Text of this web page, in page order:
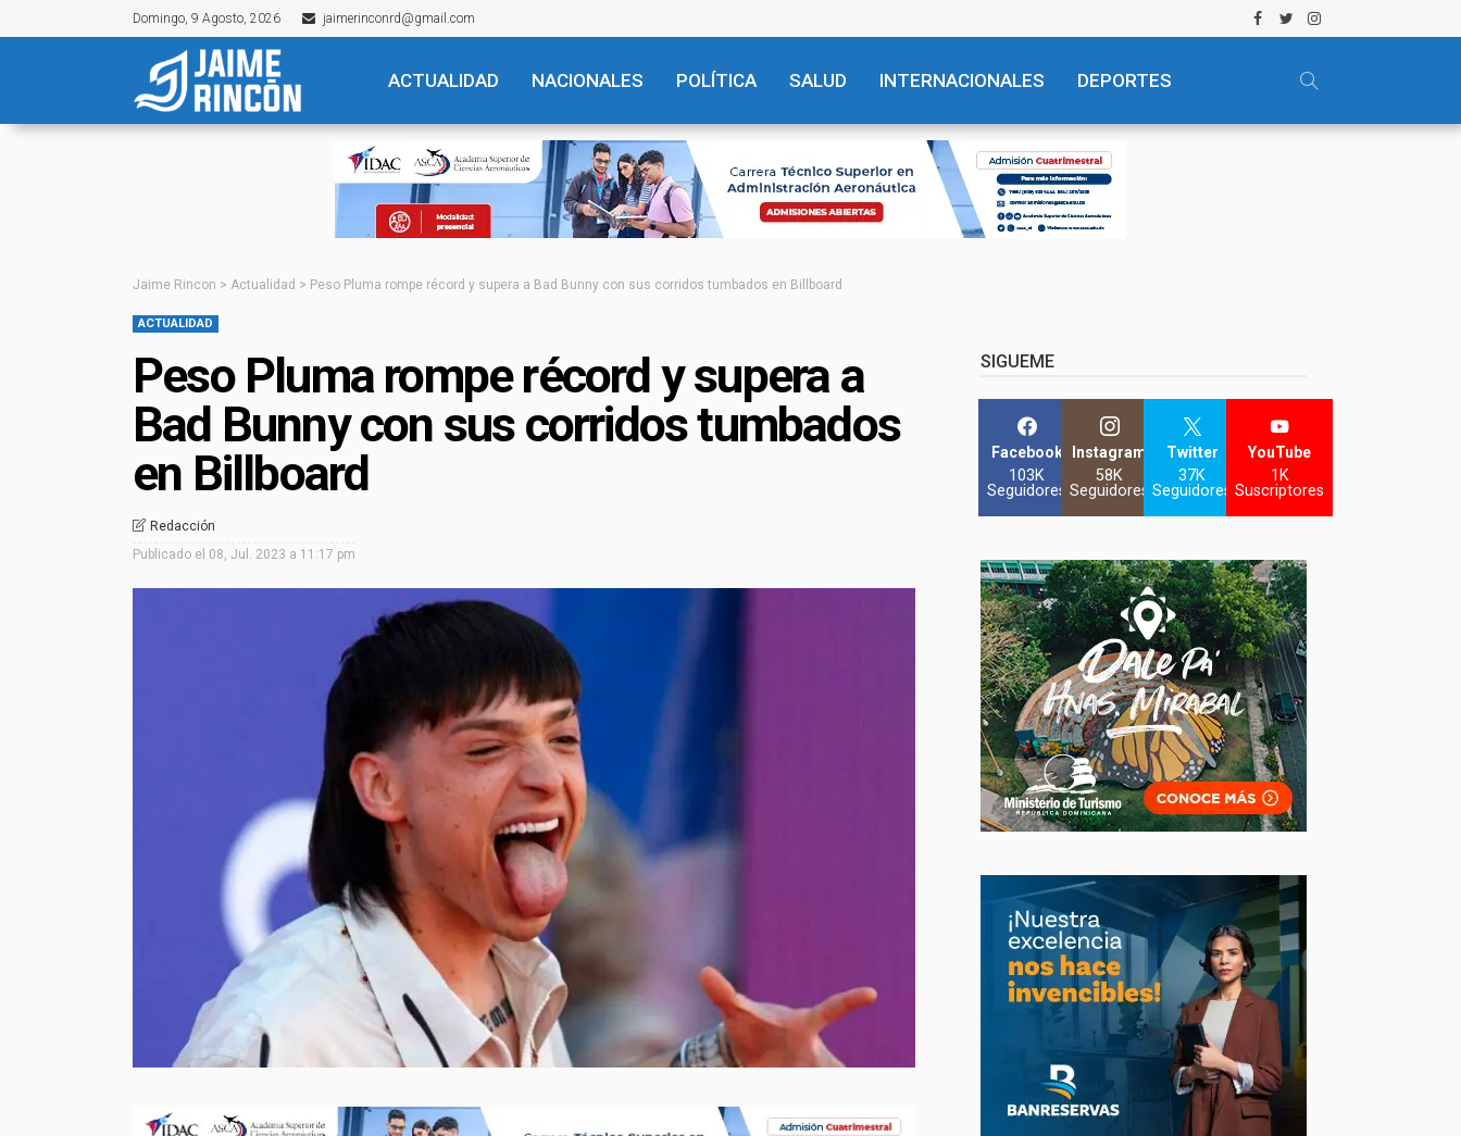
Domingo, 9 Agosto, 2026 jaimerinconrd@gmail.com
ACTUALIDAD NACIONALES POLÍTICA SALUD INTERNACIONALES DEPORTES
Jaime Rincon > Actualidad > Peso Pluma rompe récord y supera a Bad Bunny con sus corridos tumbados en Billboard
ACTUALIDAD
Peso Pluma rompe récord y supera a
Bad Bunny con sus corridos tumbados
en Billboard
Redacción
Publicado el 08, Jul. 2023 a 11:17 pm
SIGUEME
Facebook
103K
Seguidores
Instagram
58K
Seguidores
Twitter
37K
Seguidores
YouTube
1K
Suscriptores